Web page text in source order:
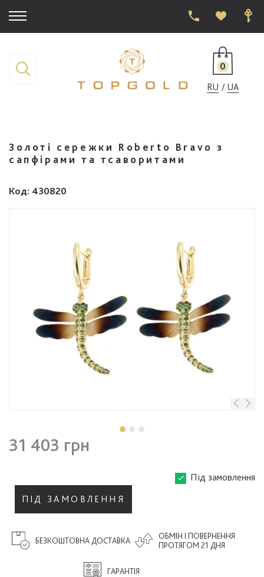
0
RU
UA
Золоті сережки Roberto Bravo з
сапфірами та тсаворитами
Код: 430820
31 403 грн
Під замовлення
ПІД ЗАМОВЛЕННЯ
ОБМІН І ПОВЕРНЕННЯ
ПРОТЯГОМ 21 ДНЯ
ГАРАНТІЯ
БЕЗКОШТОВНА ДОСТАВКА